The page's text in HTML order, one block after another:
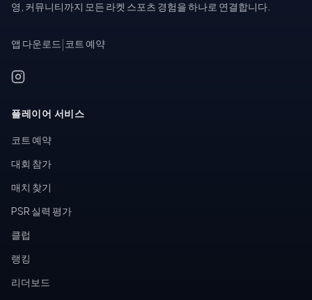
영, 커뮤니티까지 모든 라켓 스포츠 경험을 하나로 연결합니다.
앱 다운로드 코트 예약
플레이어 서비스
코트 예약
대회 참가
매치 찾기
PSR 실력 평가
클럽
랭킹
리더보드